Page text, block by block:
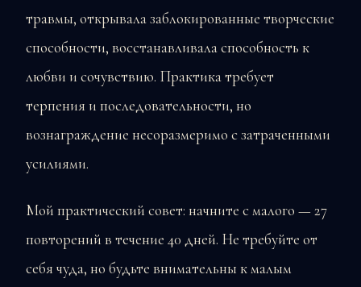
травмы, открывала заблокированные творческие
способности, восстанавливала способность к
любви и сочувствию. Практика требует
терпения и последовательности, но
вознаграждение несоразмеримо с затраченными
усилиями.
Мой практический совет: начните с малого — 27
повторений в течение 40 дней. Не требуйте от
себя чуда, но будьте внимательны к малым